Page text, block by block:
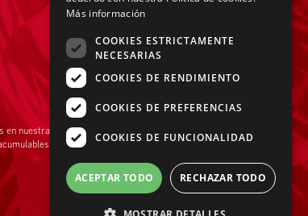
Pago Efectivo
en nuestra página web
Más información
COOKIES ESTRICTAMENTE
NECESARIAS
COOKIES DE RENDIMIENTO
COOKIES DE PREFERENCIAS
COOKIES DE FUNCIONALIDAD
ACEPTAR TODO RECHAZAR TODO